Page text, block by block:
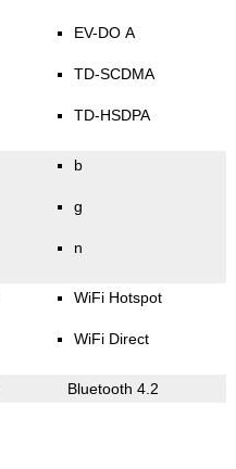
EV-DO A
TD-SCDMA
TD-HSDPA
b
g
n
WiFi Hotspot
WiFi Direct
Bluetooth 4.2